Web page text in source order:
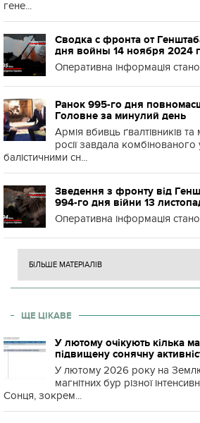
гене...
Сводка с фронта от
дня войны 14 ноября 2024
Оперативна інформація
Ранок 995-го дня
Головне за минулий день
Армія вбивць ґвалтівників та
росії завдала
балістичними сн...
Зведення з фронту від
994-го дня війни 13
Оперативна інформація
БІЛЬШЕ МАТЕРІАЛІВ
ЩЕ ЦІКАВЕ
У лютому очікують кілька
підвищену сонячну
У лютому 2026 року на Землю
магнітних бур різної
Сонця, зокрем...